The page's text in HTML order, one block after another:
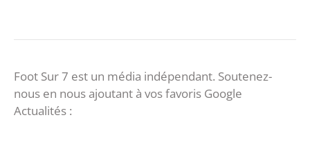
Foot Sur 7 est un média indépendant. Soutenez-
nous en nous ajoutant à vos favoris Google
Actualités :